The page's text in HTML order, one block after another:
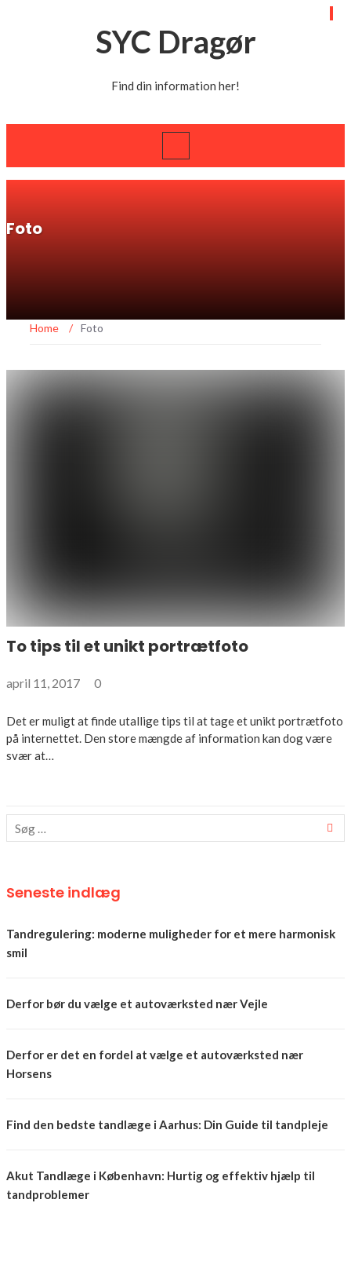
SYC Dragør
Find din information her!
Foto
Home / Foto
To tips til et unikt portrætfoto
april 11, 2017 0
Det er muligt at finde utallige tips til at tage et unikt portrætfoto
på internettet. Den store mængde af information kan dog være
svær at…
Seneste indlæg
Tandregulering: moderne muligheder for et mere harmonisk
smil
Derfor bør du vælge et autoværksted nær Vejle
Derfor er det en fordel at vælge et autoværksted nær
Horsens
Find den bedste tandlæge i Aarhus: Din Guide til tandpleje
Akut Tandlæge i København: Hurtig og effektiv hjælp til
tandproblemer